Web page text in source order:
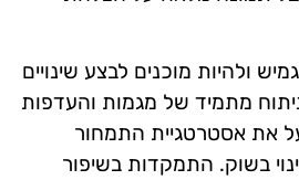
ולהיות מוכנים לבצע שינויים
מתמיד של מגמות והעדפות
את אסטרטגיית התמחור
בשוק. התמקדות בשיפור